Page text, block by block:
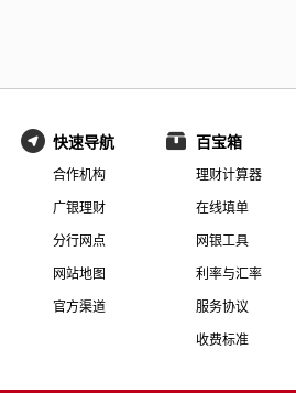
快速导航
合作机构
广银理财
分行网点
网站地图
官方渠道
百宝箱
理财计算器
在线填单
网银工具
利率与汇率
服务协议
收费标准